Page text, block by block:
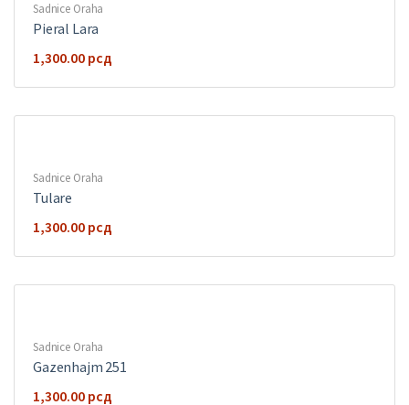
Sadnice Oraha
Pieral Lara
1,300.00 рсд
Sadnice Oraha
Tulare
1,300.00 рсд
Sadnice Oraha
Gazenhajm 251
1,300.00 рсд